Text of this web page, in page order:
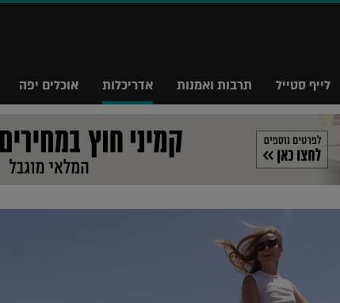
לייף סטייל תרבות ואמנות אדריכלות אוכלים יפה